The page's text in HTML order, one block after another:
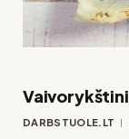
DARBSTUOLE.LT